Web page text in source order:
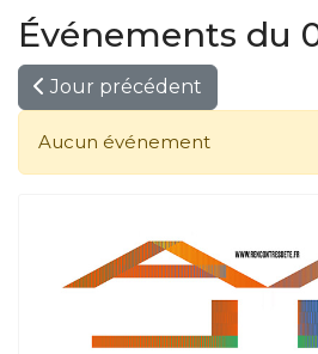
Événements du
Jour précédent
Aucun événement